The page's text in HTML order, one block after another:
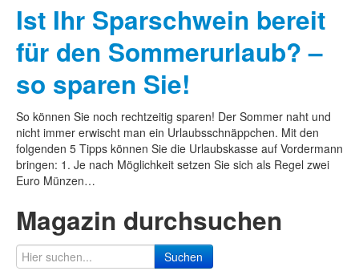
Ist Ihr Sparschwein bereit
für den Sommerurlaub? –
so sparen Sie!
So können Sie noch rechtzeitig sparen! Der Sommer naht und
nicht immer erwischt man ein Urlaubsschnäppchen. Mit den
folgenden 5 Tipps können Sie die Urlaubskasse auf Vordermann
bringen: 1. Je nach Möglichkeit setzen Sie sich als Regel zwei
Euro Münzen…
Magazin durchsuchen
Suchen